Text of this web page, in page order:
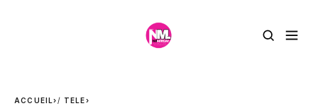
ACCUEIL› TELE›